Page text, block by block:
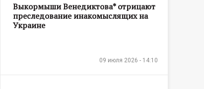
Выкормыши Венедиктова* отрицают
преследование инакомыслящих на
Украине
09 июля 2026 - 14:10